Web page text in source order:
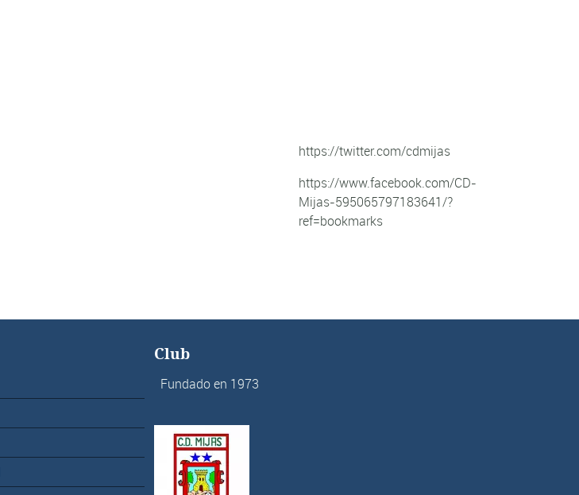
https://twitter.com/cdmijas
https://www.facebook.com/CD-
Mijas-595065797183641/?
ref=bookmarks
Club
Fundado en 1973